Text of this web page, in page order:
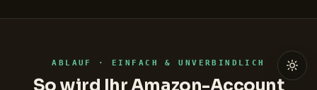
ABLAUF · EINFACH & UNVERBINDLICH
So wird Ihr Amazon-Account